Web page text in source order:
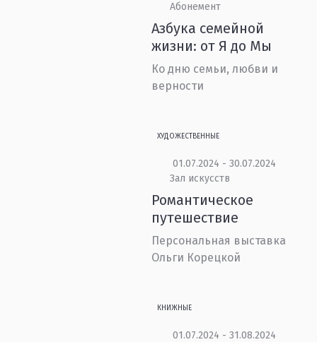
Абонемент
Азбука семейной
жизни: от Я до Мы
Ко дню семьи, любви и
верности
ХУДОЖЕСТВЕННЫЕ
01.07.2024 - 30.07.2024
Зал искусств
Романтическое
путешествие
Персональная выставка
Ольги Корецкой
КНИЖНЫЕ
01.07.2024 - 31.08.2024